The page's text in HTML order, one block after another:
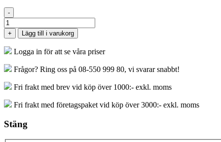
-
DNMG
150412-
ST
PH5320
mängd
+ Lägg till i varukorg
Logga in för att se våra priser
Frågor? Ring oss på 08-550 999 80, vi svarar snabbt!
Fri frakt med brev vid köp över 1000:- exkl. moms
Fri frakt med företagspaket vid köp över 3000:- exkl. moms
Stäng